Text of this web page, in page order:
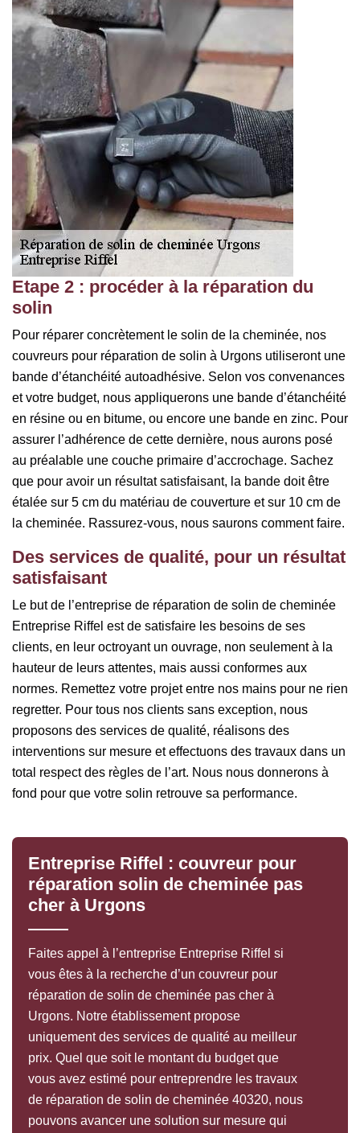
Etape 2 : procéder à la réparation du
solin
Pour réparer concrètement le solin de la cheminée, nos
couvreurs pour réparation de solin à Urgons utiliseront une
bande d’étanchéité autoadhésive. Selon vos convenances
et votre budget, nous appliquerons une bande d’étanchéité
en résine ou en bitume, ou encore une bande en zinc. Pour
assurer l’adhérence de cette dernière, nous aurons posé
au préalable une couche primaire d’accrochage. Sachez
que pour avoir un résultat satisfaisant, la bande doit être
étalée sur 5 cm du matériau de couverture et sur 10 cm de
la cheminée. Rassurez-vous, nous saurons comment faire.
Des services de qualité, pour un résultat
satisfaisant
Le but de l’entreprise de réparation de solin de cheminée
Entreprise Riffel est de satisfaire les besoins de ses
clients, en leur octroyant un ouvrage, non seulement à la
hauteur de leurs attentes, mais aussi conformes aux
normes. Remettez votre projet entre nos mains pour ne rien
regretter. Pour tous nos clients sans exception, nous
proposons des services de qualité, réalisons des
interventions sur mesure et effectuons des travaux dans un
total respect des règles de l’art. Nous nous donnerons à
fond pour que votre solin retrouve sa performance.
Entreprise Riffel : couvreur pour
réparation solin de cheminée pas
cher à Urgons
Faites appel à l’entreprise Entreprise Riffel si
vous êtes à la recherche d’un couvreur pour
réparation de solin de cheminée pas cher à
Urgons. Notre établissement propose
uniquement des services de qualité au meilleur
prix. Quel que soit le montant du budget que
vous avez estimé pour entreprendre les travaux
de réparation de solin de cheminée 40320, nous
pouvons avancer une solution sur mesure qui